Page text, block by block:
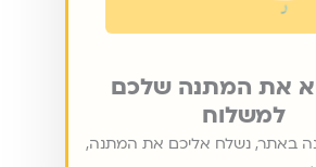
את המתנה שלכם
למשלוח
באתר, נשלח אליכם את המתנה,